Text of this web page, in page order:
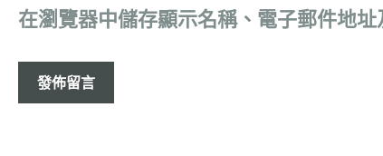
在瀏覽器中儲存顯示名稱、電子郵件地